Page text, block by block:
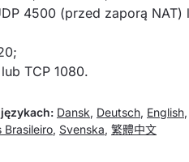
4500 (przed zaporą
TCP 1080.
Dansk, Deutsch, English,
Brasileiro, Svenska, 繁體中文